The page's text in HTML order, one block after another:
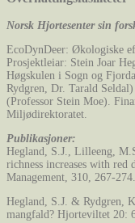
Norsk Hjortesenter sin
EcoDynDeer: Økologiske
Prosjektleiar: Stein Joar
Høgskulen i Sogn og
Rydgren, Dr. Tarald
(Professor Stein Moe).
Miljødirektoratet.
Publikasjoner:
Hegland, S.J., Lilleeng,
richness increases with red
Management, 310, 267-274.
Hegland, S.J. & Rydgren,
mangfald? Hjorteviltet 20: